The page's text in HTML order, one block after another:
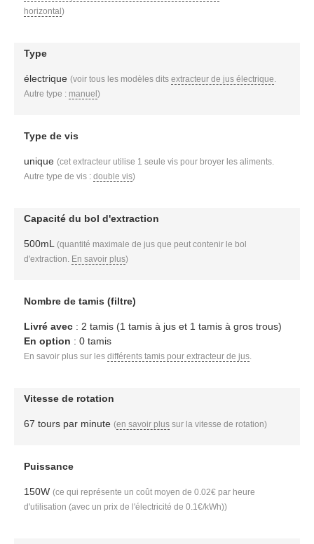
horizontal )
Type
électrique (voir tous les modèles dits extracteur de jus électrique.
Autre type : manuel )
Type de vis
unique (cet extracteur utilise 1 seule vis pour broyer les aliments.
Autre type de vis : double vis)
Capacité du bol d'extraction
500mL (quantité maximale de jus que peut contenir le bol
d'extraction. En savoir plus)
Nombre de tamis (filtre)
Livré avec: 2 tamis (1 tamis à jus et 1 tamis à gros trous)
En option : 0 tamis
En savoir plus sur les différents tamis pour extracteur de jus.
Vitesse de rotation
67 tours par minute (en savoir plussur la vitesse de rotation)
Puissance
150W (ce qui représente un coût moyen de 0.02€ par heure
d'utilisation (avec un prix de l'électricité de 0.1€/kWh))